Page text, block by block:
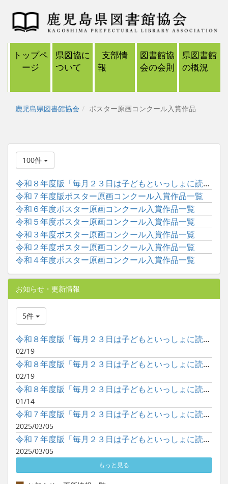
トップペ
ージ
県図協に
ついて
支部情
報
図書館協
会の会則
県図書館
の概況
鹿児島県図書館協会 ポスター原画コンクール入賞作品
100件
令和８年度版「毎月２３日は子どもといっしょに読書の日」ポスタ...
令和７年度版ポスター原画コンクール入賞作品一覧
令和６年度ポスター原画コンクール入賞作品一覧
令和５年度ポスター原画コンクール入賞作品一覧
令和３年度ポスター原画コンクール入賞作品一覧
令和２年度ポスター原画コンクール入賞作品一覧
令和４年度ポスター原画コンクール入賞作品一覧
お知らせ・更新情報
5件
令和８年度版「毎月２３日は子どもといっしょに読書の日」ポスタ...
02/19
令和８年度版「毎月２３日は子どもといっしょに読書の日」ポスタ...
02/19
令和８年度版「毎月２３日は子どもといっしょに読書の日」ポスタ...
01/14
令和７年度版「毎月２３日は子どもといっしょに読書の日」ポスタ...
2025/03/05
令和７年度版「毎月２３日は子どもといっしょに読書の日」ポスタ...
2025/03/05
もっと見る